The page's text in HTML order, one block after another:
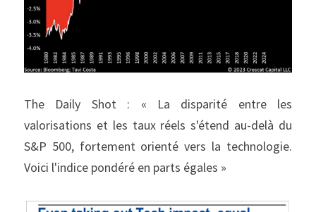
The Daily Shot : « La disparité entre les
valorisations et les taux réels s'étend au-delà du
S&P 500, fortement orienté vers la technologie.
Voici l'indice pondéré en parts égales »